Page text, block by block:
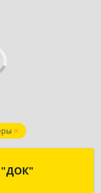
"ДОК"
"ДОК"
г, Горького ул,